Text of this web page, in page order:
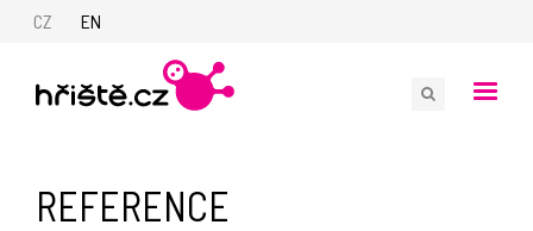
CZ EN
REFERENCE